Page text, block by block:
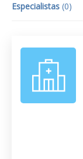
Especialistas (0)